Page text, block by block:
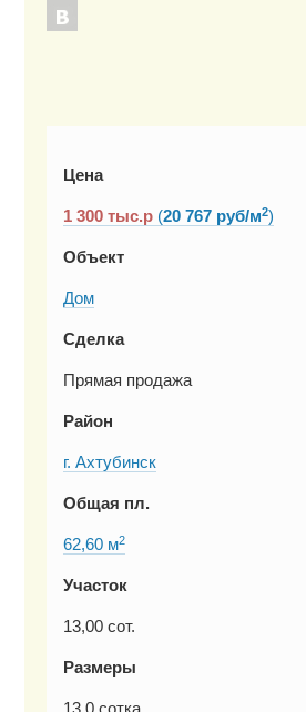
Цена
1 300 тыс.р (20 767 руб/м2)
Объект
Дом
Сделка
Прямая продажа
Район
г. Ахтубинск
Общая пл.
62,60 м2
Участок
13,00 сот.
Размеры